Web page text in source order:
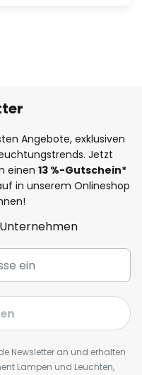
Angebote, exklusiven
Jetzt
einen 13 %-Gutschein*
in unserem Onlineshop
Unternehmen
Newsletter an und erhalten
Lampen und Leuchten,